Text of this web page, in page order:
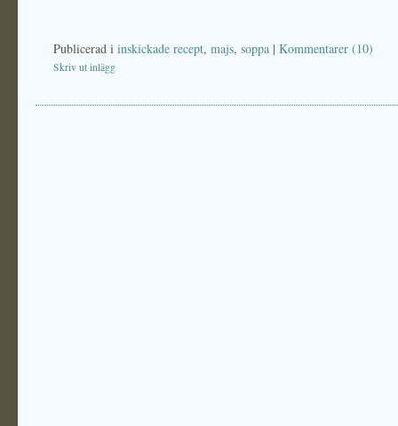
Publicerad i inskickade recept, majs, soppa | Kommentarer (10)
Skriv ut inlägg